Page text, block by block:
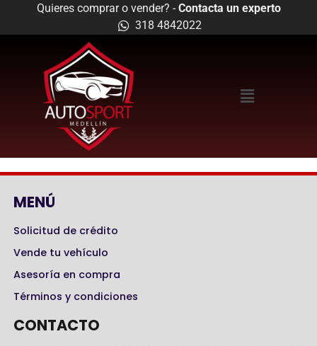
Quieres comprar o vender? - Contacta un experto
318 4842022
MENÚ
Solicitud de crédito
Vende tu vehículo
Asesoría en compra
Términos y condiciones
CONTACTO